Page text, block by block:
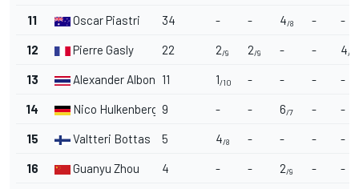
11 Oscar Piastri 34 - - 4/8 - -
12 Pierre Gasly 22 2/9 2/9 - - 4/8
13 Alexander Albon 11 1/10 - - - -
14 Nico Hulkenberg 9 - - 6/7 - -
15 Valtteri Bottas 5 4/8 - - - -
16 Guanyu Zhou 4 - - 2/9 - -